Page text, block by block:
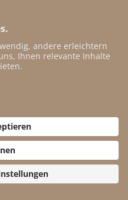
verfügt
letzten
Wandel der
und sozialen
Angesichts
ist es